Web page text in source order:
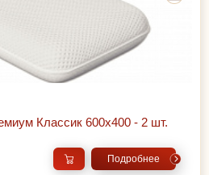
Классик 600х400 - 2 шт.
Подробнее